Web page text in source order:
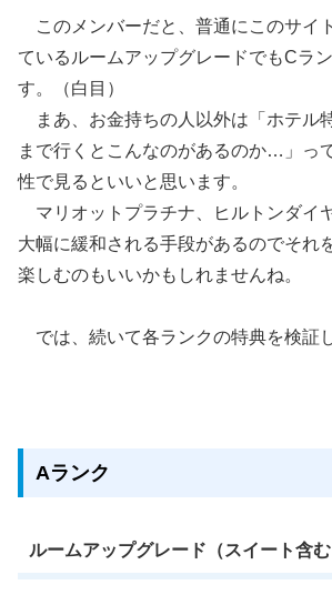
このメンバーだと、普通にこのサイ
ているルームアップグレードでもCラ
す。（白目）
まあ、お金持ちの人以外は「ホテル
まで行くとこんなのがあるのか…」っ
性で見るといいと思います。
マリオットプラチナ、ヒルトンダイ
大幅に緩和される手段があるのでそれ
楽しむのもいいかもしれませんね。
では、続いて各ランクの特典を検証
Aランク
ルームアップグレード（スイート含む